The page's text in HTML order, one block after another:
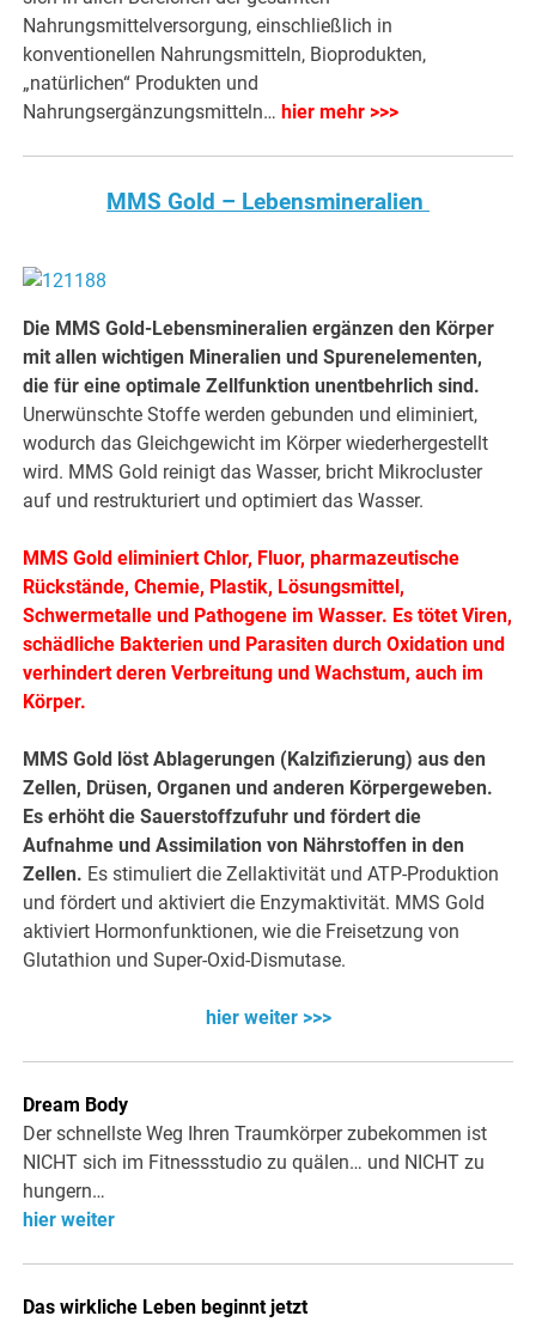
Nahrungsmittelversorgung, einschließlich in
konventionellen Nahrungsmitteln, Bioprodukten,
„natürlichen“ Produkten und
Nahrungsergänzungsmitteln…hier mehr >>>
MMS Gold – Lebensmineralien
Die MMS Gold-Lebensmineralien ergänzen den Körper
mit allen wichtigen Mineralien und Spurenelementen,
die für eine optimale Zellfunktion unentbehrlich sind.
Unerwünschte Stoffe werden gebunden und eliminiert,
wodurch das Gleichgewicht im Körper wiederhergestellt
wird. MMS Gold reinigt das Wasser, bricht Mikrocluster
auf und restrukturiert und optimiert das Wasser.
MMS Gold eliminiert Chlor, Fluor, pharmazeutische
Rückstände, Chemie, Plastik, Lösungsmittel,
Schwermetalle und Pathogene im Wasser. Es tötet Viren,
schädliche Bakterien und Parasiten durch Oxidation und
verhindert deren Verbreitung und Wachstum, auch im
Körper.
MMS Gold löst Ablagerungen (Kalzifizierung) aus den
Zellen, Drüsen, Organen und anderen Körpergeweben.
Es erhöht die Sauerstoffzufuhr und fördert die
Aufnahme und Assimilation von Nährstoffen in den
Zellen. Es stimuliert die Zellaktivität und ATP-Produktion
und fördert und aktiviert die Enzymaktivität. MMS Gold
aktiviert Hormonfunktionen, wie die Freisetzung von
Glutathion und Super-Oxid-Dismutase.
hier weiter >>>
Dream Body
Der schnellste Weg Ihren Traumkörper zubekommen ist
NICHT sich im Fitnessstudio zu quälen… und NICHT zu
hungern…
hier weiter
Das wirkliche Leben beginnt jetzt